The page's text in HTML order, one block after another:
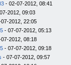
- 02-07-2012, 08:41
2012, 09:03
2012, 22:05
- 07-07-2012, 05:13
2012, 08:18
- 07-07-2012, 09:18
- 07-07-2012, 09:57